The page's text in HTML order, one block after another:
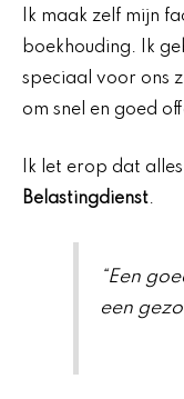
Ik maak zelf mijn
boekhouding. Ik
speciaal voor ons
om snel en goed
Ik let erop dat
Belastingdienst.
“Een
een